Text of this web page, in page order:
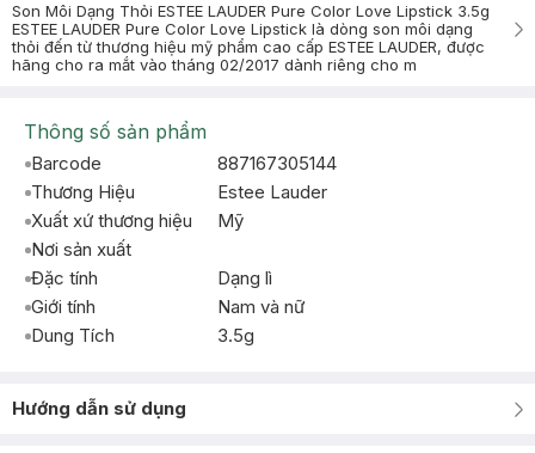
Son Môi Dạng Thỏi ESTEE LAUDER Pure Color Love Lipstick 3.5g
ESTEE LAUDER Pure Color Love Lipstick là dòng son môi dạng
thỏi đến từ thương hiệu mỹ phẩm cao cấp ESTEE LAUDER, được
hãng cho ra mắt vào tháng 02/2017 dành riêng cho m
Thông số sản phẩm
Barcode
887167305144
Thương Hiệu
Estee Lauder
Xuất xứ thương hiệu
Mỹ
Nơi sản xuất
Đặc tính
Dạng lì
Giới tính
Nam và nữ
Dung Tích
3.5g
Hướng dẫn sử dụng